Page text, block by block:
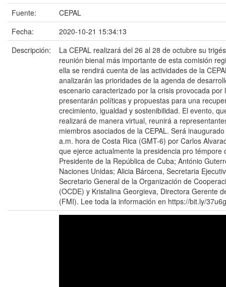
Fuente:
CEPAL
Fecha:
2020-10-21 15:34:13
Descripción:
La CEPAL realizará del 26 al 28 de octubre su
reunión bienal más importante de esta comisión
ella se rendirá cuenta de las actividades de la
analizarán las prioridades de la agenda de
escenario caracterizado por la crisis provocada por
presentarán políticas y propuestas para una
crecimiento, igualdad y sostenibilidad. El evento,
realizará de manera virtual, reunirá a
miembros asociados de la CEPAL. Será
a.m. hora de Costa Rica (GMT-6) por Carlos
que ejerce actualmente la presidencia pro témpore
Presidente de la República de Cuba; António
Naciones Unidas; Alicia Bárcena, Secretaria
Secretario General de la Organización de
(OCDE) y Kristalina Georgieva, Directora Gerente
(FMI). Lee toda la información en https://bit.ly/